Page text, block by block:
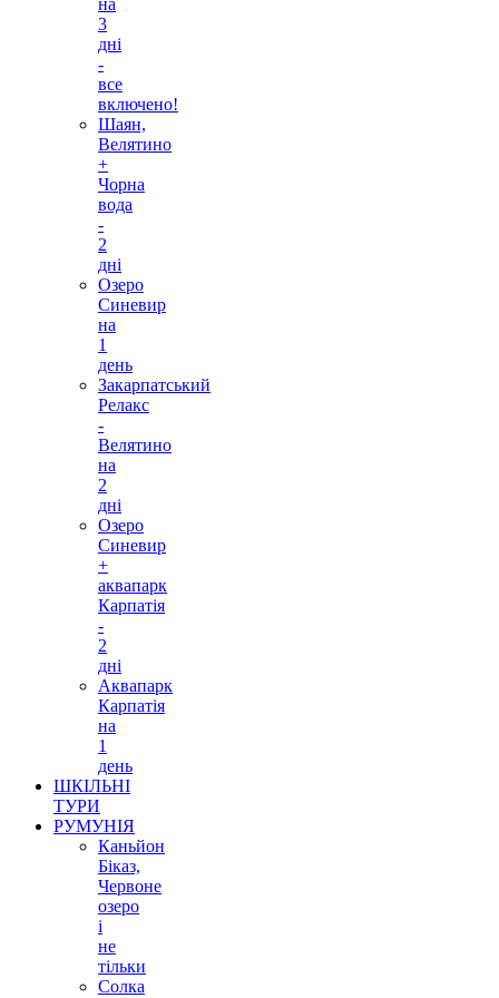
на
3
дні
-
все
включено!
Шаян,
Велятино
+
Чорна
вода
-
2
дні
Озеро
Синевир
на
1
день
Закарпатський
Релакс
-
Велятино
на
2
дні
Озеро
Синевир
+
аквапарк
Карпатія
-
2
дні
Аквапарк
Карпатія
на
1
день
ШКІЛЬНІ
ТУРИ
РУМУНІЯ
Каньйон
Біказ,
Червоне
озеро
і
не
тільки
Солка